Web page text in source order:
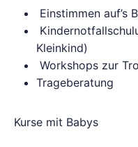
Einstimmen auf’s
Kleinkind)
Workshops zur
Trageberatung
Kurse mit Babys